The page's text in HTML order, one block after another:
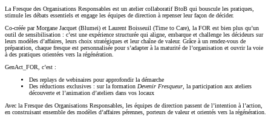
La Fresque des Organisations Responsables est un atelier collaboratif BtoB qui bouscule les pratiques,
stimule les débats essentiels et engage les équipes de direction à repenser leur façon de décider.
Co-créée par Morgane Jacquet (Blumei) et Laurent Boisseuil (Time to Care), la FOR est bien plus qu’un
outil de sensibilisation : c’est une expérience structurée qui aligne, embarque et challenge les décideurs sur
leurs modèles d’affaires, leurs choix stratégiques et leur chaîne de valeur. Grâce à un rendez-vous de
préparation, chaque fresque est personnalisée pour s’adapter à la maturité de l’organisation et ouvrir la voie
à des pratiques orientées vers la régénération.
GenAct_FOR, c’est :
Des replays de webinaires pour approfondir la démarche
Des réductions exclusives : sur la formation Devenir Fresqueur, la participation aux ateliers
découverte et l’animation d’ateliers dans vos locaux
Avec la Fresque des Organisations Responsables, les équipes de direction passent de l’intention à l’action,
en construisant ensemble des modèles d’affaires pérennes, porteurs de valeur et orientés vers la régénération.